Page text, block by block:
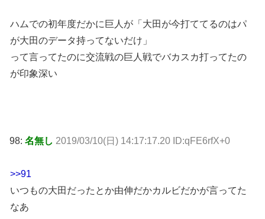
ハムでの初年度だかに巨人が「大田が今打ててるのはパ
が大田のデータ持ってないだけ」
って言ってたのに交流戦の巨人戦でバカスカ打ってたの
が印象深い
98: 名無し 2019/03/10(日) 14:17:17.20 ID:qFE6rfX+0
>>91
いつもの大田だったとか由伸だかカルビだかが言ってた
なあ